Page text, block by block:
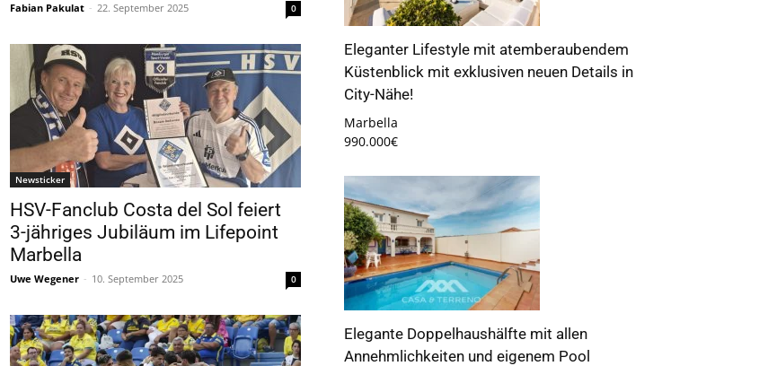
Fabian Pakulat - 22. September 2025 0
Newsticker
HSV-Fanclub Costa del Sol feiert
3-jähriges Jubiläum im Lifepoint
Marbella
Uwe Wegener - 10. September 2025 0
Eleganter Lifestyle mit atemberaubendem
Küstenblick mit exklusiven neuen Details in
City-Nähe!
Marbella
990.000€
Elegante Doppelhaushälfte mit allen
Annehmlichkeiten und eigenem Pool